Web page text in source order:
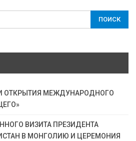
ОТКРЫТИЯ МЕЖДУНАРОДНОГО
ВИЗИТА ПРЕЗИДЕНТА
В МОНГОЛИЮ И ЦЕРЕМОНИЯ